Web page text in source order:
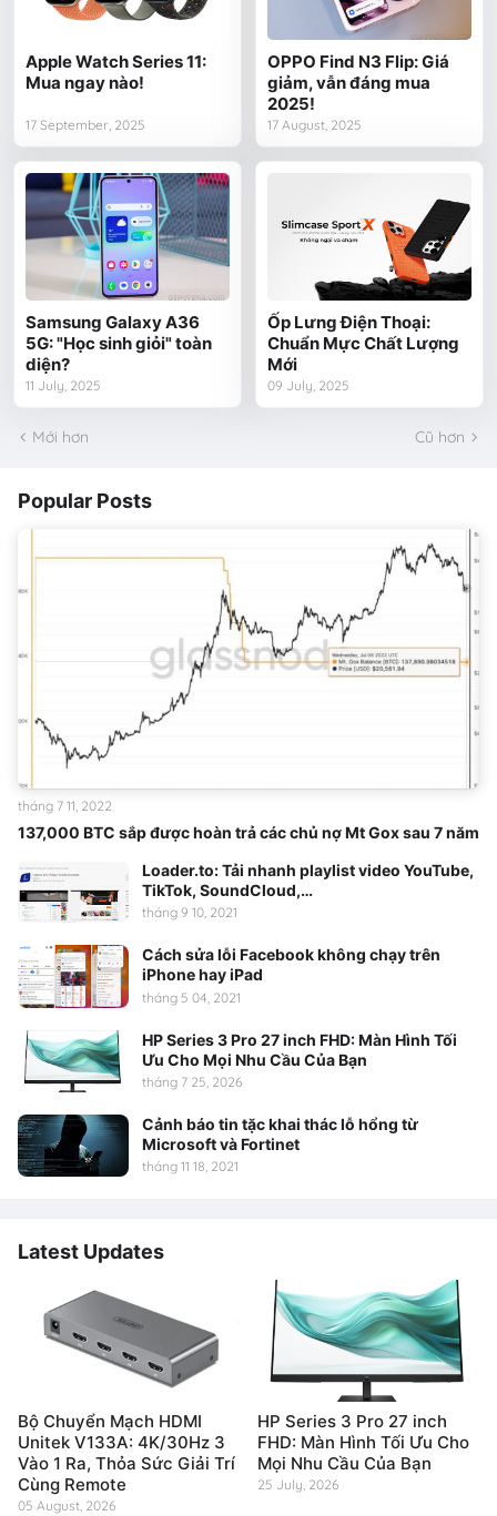
Apple Watch Series 11:
Mua ngay nào!
17 September, 2025
OPPO Find N3 Flip: Giá
giảm, vẫn đáng mua
2025!
17 August, 2025
Samsung Galaxy A36
5G: "Học sinh giỏi" toàn
diện?
11 July, 2025
Ốp Lưng Điện Thoại:
Chuẩn Mực Chất Lượng
Mới
09 July, 2025
Mới hơn Cũ hơn
Popular Posts
137,000 BTC sắp được hoàn trả các chủ nợ Mt Gox sau 7 năm
tháng 7 11, 2022
Loader.to: Tải nhanh playlist video YouTube,
TikTok, SoundCloud,…
tháng 9 10, 2021
Cách sửa lỗi Facebook không chạy trên
iPhone hay iPad
tháng 5 04, 2021
HP Series 3 Pro 27 inch FHD: Màn Hình Tối
Ưu Cho Mọi Nhu Cầu Của Bạn
tháng 7 25, 2026
Cảnh báo tin tặc khai thác lỗ hổng từ
Microsoft và Fortinet
tháng 11 18, 2021
Latest Updates
Bộ Chuyển Mạch HDMI
Unitek V133A: 4K/30Hz 3
Vào 1 Ra, Thỏa Sức Giải Trí
Cùng Remote
05 August, 2026
HP Series 3 Pro 27 inch
FHD: Màn Hình Tối Ưu Cho
Mọi Nhu Cầu Của Bạn
25 July, 2026